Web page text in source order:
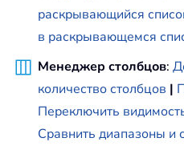
раскрывающийся
в раскрывающемся
Менеджер столбцов:
количество столбцов |
Переключить
Сравнить диапазоны и